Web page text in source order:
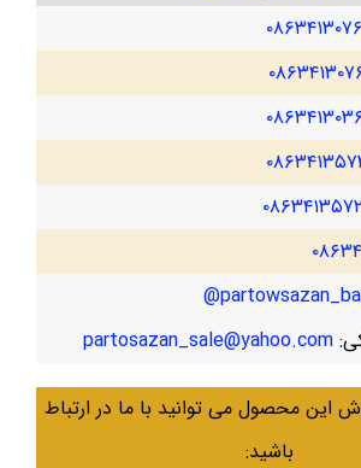
partosazan_sale@yahoo.com
محصول می توانید با ما در ارتباط
باشید: